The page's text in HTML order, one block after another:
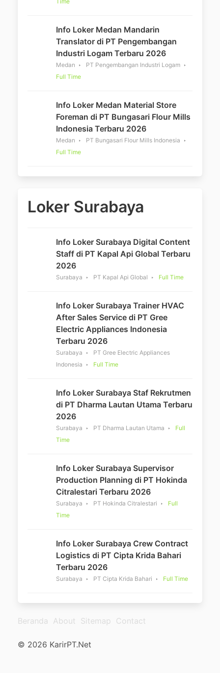
Info Loker Medan Mandarin
Translator di PT Pengembangan
Industri Logam Terbaru 2026
Medan
PT Pengembangan Industri Logam
Full Time
Info Loker Medan Material Store
Foreman di PT Bungasari Flour Mills
Indonesia Terbaru 2026
Medan
PT Bungasari Flour Mills Indonesia
Full Time
Loker Surabaya
Info Loker Surabaya Digital Content
Staff di PT Kapal Api Global Terbaru
2026
Surabaya PT Kapal Api Global Full Time
Info Loker Surabaya Trainer HVAC
After Sales Service di PT Gree
Electric Appliances Indonesia
Terbaru 2026
Surabaya
PT Gree Electric Appliances
Indonesia
Full Time
Info Loker Surabaya Staf Rekrutmen
di PT Dharma Lautan Utama Terbaru
2026
Surabaya PT Dharma Lautan Utama
Full
Time
Info Loker Surabaya Supervisor
Production Planning di PT Hokinda
Citralestari Terbaru 2026
Surabaya PT Hokinda Citralestari
Full
Time
Info Loker Surabaya Crew Contract
Logistics di PT Cipta Krida Bahari
Terbaru 2026
Surabaya PT Cipta Krida Bahari Full Time
Beranda About Sitemap Contact
© 2026 KarirPT.Net